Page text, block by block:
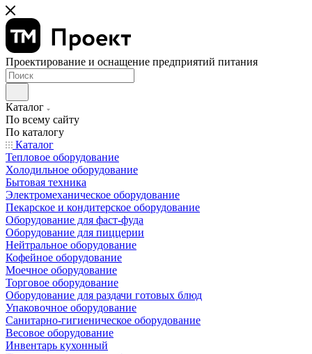
Проектирование и оснащение предприятий питания
Каталог
По всему сайту
По каталогу
Каталог
Тепловое оборудование
Холодильное оборудование
Бытовая техника
Электромеханическое оборудование
Пекарское и кондитерское оборудование
Оборудование для фаст-фуда
Оборудование для пиццерии
Нейтральное оборудование
Кофейное оборудование
Моечное оборудование
Торговое оборудование
Оборудование для раздачи готовых блюд
Упаковочное оборудование
Санитарно-гигиеническое оборудование
Весовое оборудование
Инвентарь кухонный